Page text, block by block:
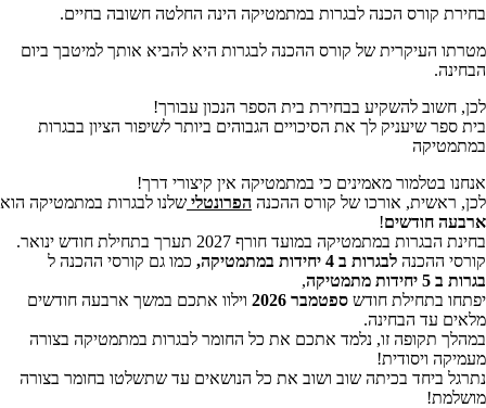
בחירת קורס הכנה לבגרות במתמטיקה הינה החלטה חשובה בחיים.
מטרתו העיקרית של קורס ההכנה לבגרות היא להביא אותך למיטבך ביום
הבחינה.
לכן, חשוב להשקיע בבחירת בית הספר הנכון עבורך!
בית ספר שיעניק לך את הסיכויים הגבוהים ביותר לשיפור הציון בבגרות
במתמטיקה
אנחנו בטלמור מאמינים כי במתמטיקה אין קיצורי דרך!
לכן, ראשית, אורכו של קורס ההכנה הפרונטלי שלנו לבגרות במתמטיקה הוא
ארבעה חודשים!
בחינת הבגרות במתמטיקה במועד חורף 2027 תערך בתחילת חודש ינואר.
קורסי ההכנה לבגרות ב 4 יחידות במתמטיקה , כמו גם קורסי ההכנה ל
בגרות ב 5 יחידות מתמטיקה
,
יפתחו בתחילת חודש ספטמבר 2026
וילוו אתכם במשך ארבעה חודשים
מלאים עד הבחינה.
במהלך תקופה זו, נלמד אתכם את כל החומר לבגרות במתמטיקה בצורה
מעמיקה ויסודית!
נתרגל ביחד בכיתה שוב ושוב את כל הנושאים עד שתשלטו בחומר בצורה
מושלמת!